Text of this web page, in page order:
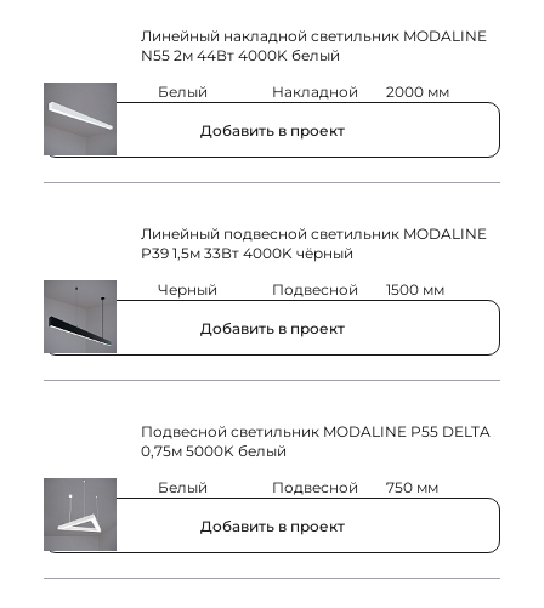
Линейный накладной светильник MODALINE
N55 2м 44Вт 4000K белый
Белый Накладной 2000 мм
Добавить в проект
Линейный подвесной светильник MODALINE
P39 1,5м 33Вт 4000K чёрный
4000K
Черный Подвесной 1500 мм
Добавить в проект
Подвесной светильник MODALINE P55 DELTA
0,75м 5000K белый
5000K
Белый Подвесной 750 мм
Добавить в проект